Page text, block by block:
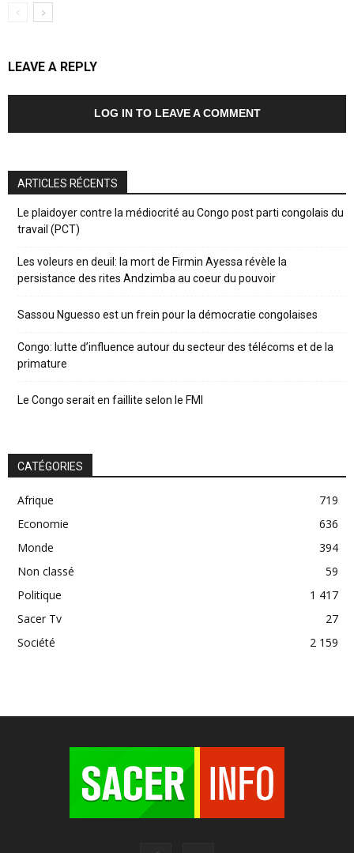
LEAVE A REPLY
LOG IN TO LEAVE A COMMENT
ARTICLES RÉCENTS
Le plaidoyer contre la médiocrité au Congo post parti congolais du
travail (PCT)
Les voleurs en deuil: la mort de Firmin Ayessa révèle la
persistance des rites Andzimba au coeur du pouvoir
Sassou Nguesso est un frein pour la démocratie congolaises
Congo: lutte d’influence autour du secteur des télécoms et de la
primature
Le Congo serait en faillite selon le FMI
CATÉGORIES
Afrique
719
Economie
636
Monde
394
Non classé
59
Politique
1 417
Sacer Tv
27
Société
2 159